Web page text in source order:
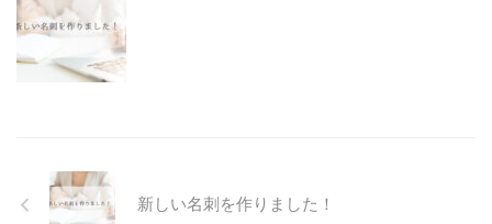
新しい名刺を作りました！